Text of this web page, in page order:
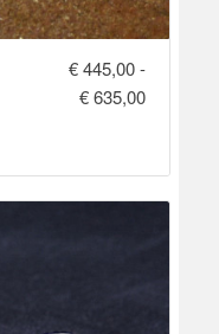
€445,00-
€635,00